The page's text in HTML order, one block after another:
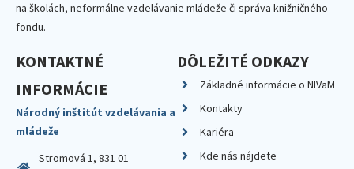
na školách, neformálne vzdelávanie mládeže či správa knižničného
fondu.
KONTAKTNÉ
INFORMÁCIE
Národný inštitút vzdelávania a
mládeže
Stromová 1, 831 01
DÔLEŽITÉ ODKAZY
Základné informácie o NIVaM
Kontakty
Kariéra
Kde nás nájdete